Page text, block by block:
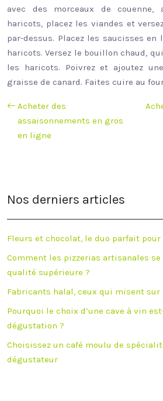
avec des morceaux de
haricots, placez les viandes et
par-dessus. Placez les saucisses en
haricots. Versez le bouillon chaud,
les haricots. Poivrez et ajoutez
graisse de canard. Faites cuire au
Acheter des
assaisonnements en gros
en ligne
Nos derniers articles
Fleurs et chocolat, le duo parfait pour
Comment les pizzerias artisanales
qualité supérieure ?
Fabricants halal, ceux qui misent
Pourquoi le choix d’une cave à vin
dégustation ?
Choisissez un café moulu de
dégustateur